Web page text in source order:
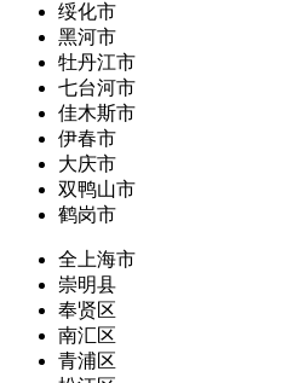
绥化市
黑河市
牡丹江市
七台河市
佳木斯市
伊春市
大庆市
双鸭山市
鹤岗市
全上海市
崇明县
奉贤区
南汇区
青浦区